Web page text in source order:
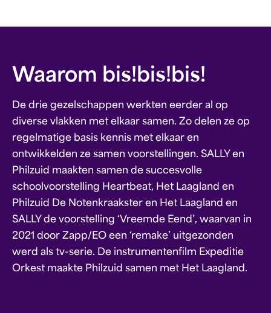
Waarom bis!bis!bis!
De drie gezelschappen werkten eerder al op
diverse vlakken met elkaar samen. Zo delen ze op
regelmatige basis kennis met elkaar en
ontwikkelden ze samen voorstellingen. SALLY en
Philzuid maakten samen de succesvolle
schoolvoorstelling Heartbeat, Het Laagland en
Philzuid De Notenkraakster en Het Laagland en
SALLY de voorstelling ‘Vreemde Eend’, waarvan in
2021 door Zapp/EO een ‘remake’ uitgezonden
werd als tv-serie. De instrumentenfilm Expeditie
Orkest maakte Philzuid samen met Het Laagland.